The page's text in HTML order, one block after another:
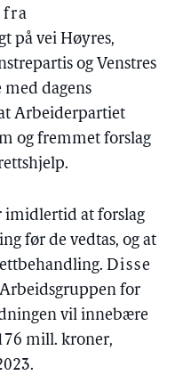
fra
på vei Høyres,
og Venstres
dagens
Arbeiderpartiet
og fremmet forslag
imidlertid at forslag
før de vedtas, og at
Disse
for
vil innebære
mill. kroner,